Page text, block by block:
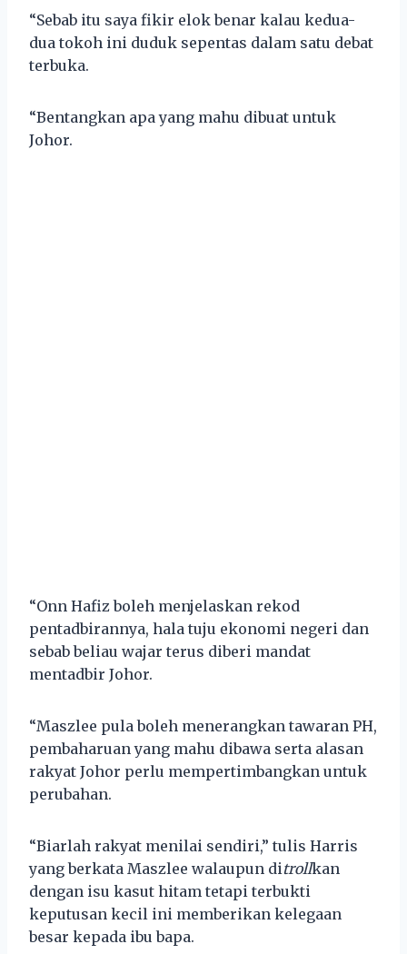
“Sebab itu saya fikir elok benar kalau kedua-
dua tokoh ini duduk sepentas dalam satu debat
terbuka.
“Bentangkan apa yang mahu dibuat untuk
Johor.
“Onn Hafiz boleh menjelaskan rekod
pentadbirannya, hala tuju ekonomi negeri dan
sebab beliau wajar terus diberi mandat
mentadbir Johor.
“Maszlee pula boleh menerangkan tawaran PH,
pembaharuan yang mahu dibawa serta alasan
rakyat Johor perlu mempertimbangkan untuk
perubahan.
“Biarlah rakyat menilai sendiri,” tulis Harris
yang berkata Maszlee walaupun ditrollkan
dengan isu kasut hitam tetapi terbukti
keputusan kecil ini memberikan kelegaan
besar kepada ibu bapa.